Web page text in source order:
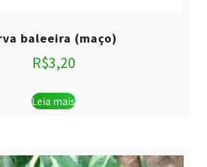
baleeira (maço)
R$3,20
Leia mais